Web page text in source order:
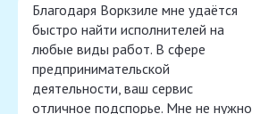
Благодаря Воркзиле мне удаётся
быстро найти исполнителей на
любые виды работ. В сфере
предпринимательской
деятельности, ваш сервис
отличное подспорье. Мне не нужно